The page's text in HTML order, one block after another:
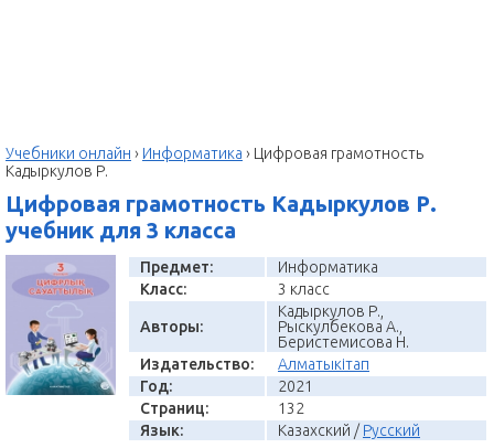
Учебники онлайн › Информатика › Цифровая грамотность
Кадыркулов Р.
Цифровая грамотность Кадыркулов Р.
учебник для 3 класса
Предмет:
Информатика
Класс:
3 класс
Авторы:
Кадыркулов Р.,
Рыскулбекова А.,
Беристемисова Н.
Издательство:
Алматыкітап
Год:
2021
Страниц:
132
Язык:
Казахский / Русский